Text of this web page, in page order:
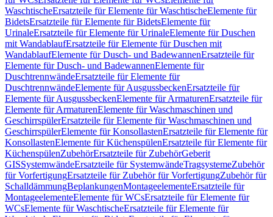
WaschtischeErsatzteile für Elemente für WaschtischeElemente für
BidetsErsatzteile für Elemente für BidetsElemente für
UrinaleErsatzteile für Elemente für UrinaleElemente für Duschen
mit WandablaufErsatzteile für Elemente für Duschen mit
WandablaufElemente für Dusch- und BadewannenErsatzteile für
Elemente für Dusch- und BadewannenElemente für
DuschtrennwändeErsatzteile für Elemente für
DuschtrennwändeElemente für AusgussbeckenErsatzteile für
Elemente für AusgussbeckenElemente für ArmaturenErsatzteile für
Elemente für ArmaturenElemente für Waschmaschinen und
GeschirrspülerErsatzteile für Elemente für Waschmaschinen und
GeschirrspülerElemente für KonsollastenErsatzteile für Elemente für
KonsollastenElemente für KüchenspülenErsatzteile für Elemente für
KüchenspülenZubehörErsatzteile für ZubehörGeberit
GISSystemwändeErsatzteile für SystemwändeTragsystemeZubehör
für VorfertigungErsatzteile für Zubehör für VorfertigungZubehör für
SchalldämmungBeplankungenMontageelementeErsatzteile für
MontageelementeElemente für WCsErsatzteile für Elemente für
WCsElemente für WaschtischeErsatzteile für Elemente für